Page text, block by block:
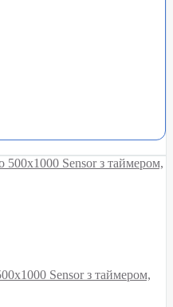
Sensor з таймером,